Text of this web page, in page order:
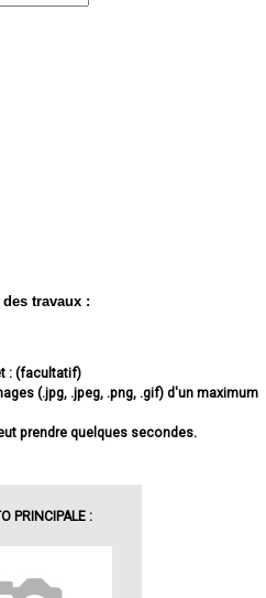
travaux :
: (facultatif)
(.jpg, .jpeg, .png, .gif) d'un maximum
prendre quelques secondes.
PRINCIPALE :